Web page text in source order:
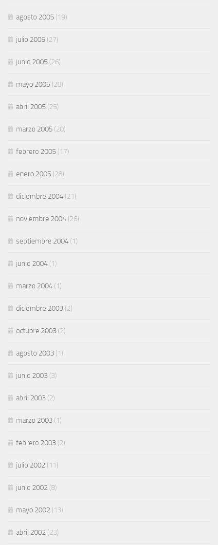
agosto 2005 (19)
julio 2005 (27)
junio 2005 (26)
mayo 2005 (28)
abril 2005 (25)
marzo 2005 (20)
febrero 2005 (17)
enero 2005 (28)
diciembre 2004 (21)
noviembre 2004 (26)
septiembre 2004 (1)
junio 2004 (1)
marzo 2004 (1)
diciembre 2003 (2)
octubre 2003 (2)
agosto 2003 (1)
junio 2003 (3)
abril 2003 (2)
marzo 2003 (1)
febrero 2003 (2)
julio 2002 (11)
junio 2002 (8)
mayo 2002 (13)
abril 2002 (23)